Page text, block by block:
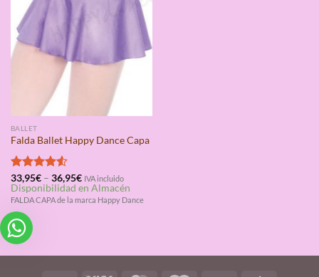
BALLET
Falda Ballet Happy Dance Capa
Valorado
con4.50
de 5
33,95€– 36,95€ IVA incluido
Disponibilidad en Almacén
FALDA CAPA de la marca Happy Dance